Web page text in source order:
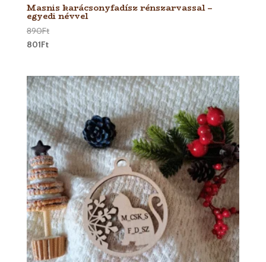
Masnis karácsonyfadísz rénszarvassal –
egyedi névvel
890Ft
801Ft